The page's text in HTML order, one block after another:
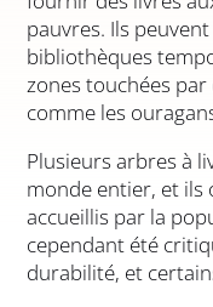
pauvres. Ils
bibliothèques
zones touchées
comme les
Plusieurs arbres à
monde entier, et ils
accueillis par la
cependant été
durabilité, et